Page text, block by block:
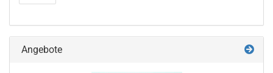
Angebote